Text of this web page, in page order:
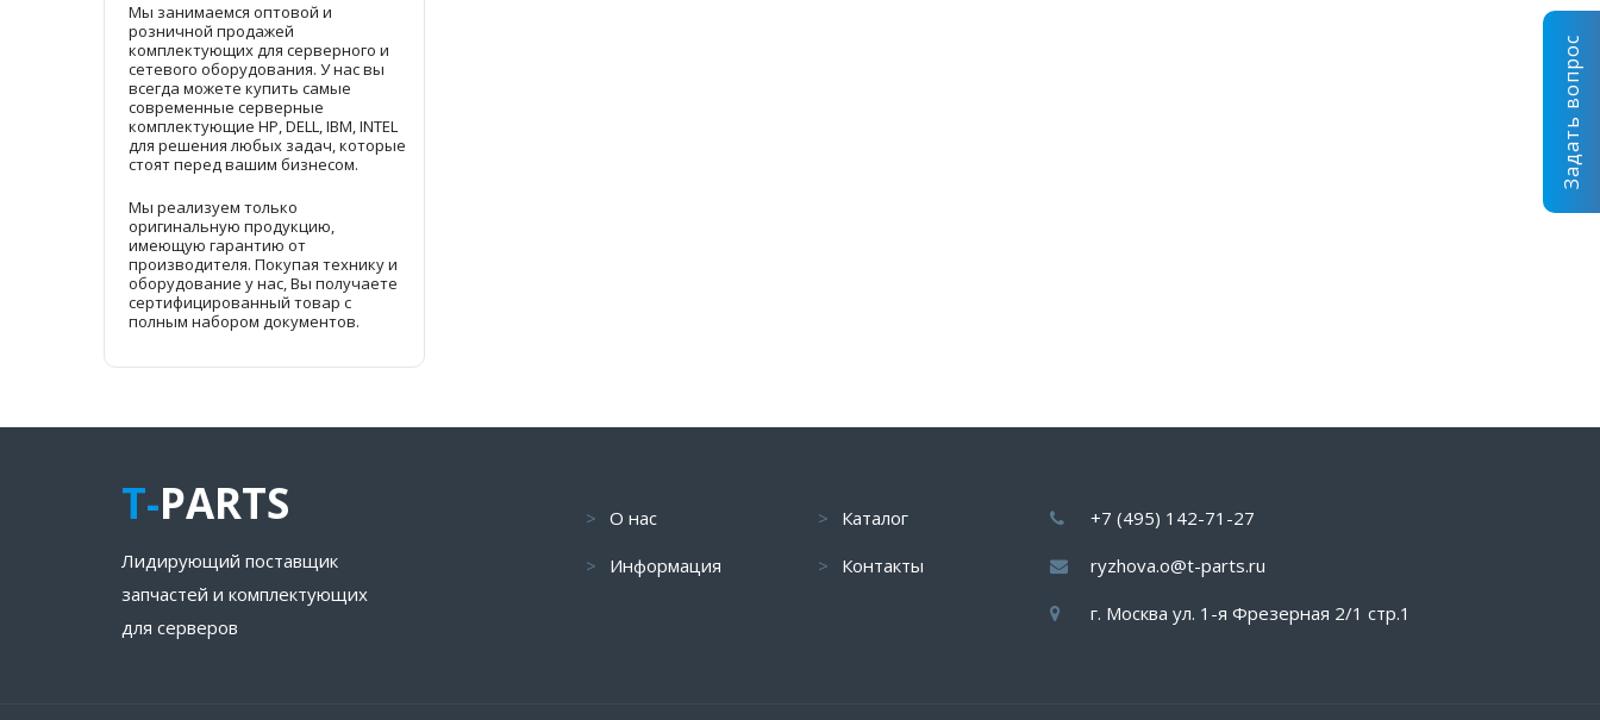
Мы занимаемся оптовой и
розничной продажей
комплектующих для серверного и
сетевого оборудования. У нас вы
всегда можете купить самые
современные серверные
комплектующие HP, DELL, IBM, INTEL
для решения любых задач, которые
стоят перед вашим бизнесом.
Мы реализуем только
оригинальную продукцию,
имеющую гарантию от
производителя. Покупая технику и
оборудование у нас, Вы получаете
сертифицированный товар с
полным набором документов.
T-PARTS
Лидирующий поставщик
запчастей и комплектующих
для серверов
О нас
Информация
Каталог
Контакты
+7 (495) 142-71-27
ryzhova.o@t-parts.ru
г. Москва ул. 1-я Фрезерная 2/1 стр.1
Задать вопрос